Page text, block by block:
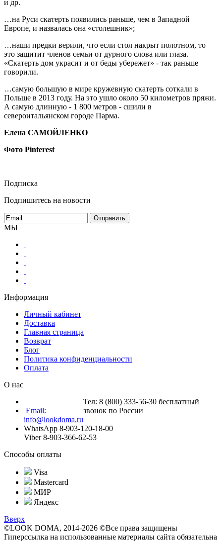
и др.
…на Руси скатерть появились раньше, чем в Западной
Европе, и назвалась она «столешник»;
…наши предки верили, что если стол накрыт полотном, то
это защитит членов семьи от дурного слова или глаза.
«Скатерть дом украсит и от беды убережет» - так раньше
говорили.
…самую большую в мире кружевную скатерть соткали в
Польше в 2013 году. На это ушло около 50 километров пряжи.
А самую длинную - 1 800 метров - сшили в
североитальянском городе Парма.
Елена САМОЙЛЕНКО
Фото Pinterest
Подписка
Подпишитесь на новости
МЫ
Информация
Личный кабинет
Доставка
Главная страница
Возврат
Блог
Политика конфиденциальности
Оплата
О нас
Тел: 8 (800) 333-56-30 бесплатный
звонок по России
Email:
info@lookdoma.ru
WhatsApp 8-903-120-18-00
Viber 8-903-366-62-53
Способы оплаты
Visa
Mastercard
МИР
Яндекс
Вверх
©LOOK DOMA, 2014-2026 ©Все права защищены
Гиперссылка на использованные материалы сайта обязательна